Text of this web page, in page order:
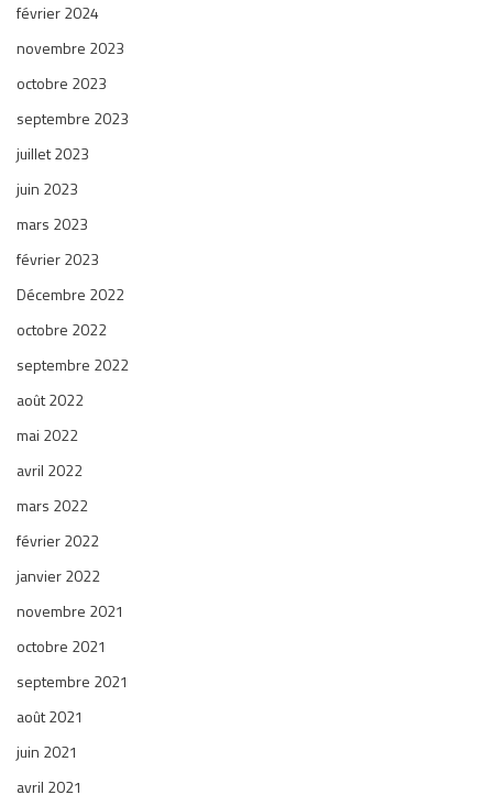
février 2024
novembre 2023
octobre 2023
septembre 2023
juillet 2023
juin 2023
mars 2023
février 2023
Décembre 2022
octobre 2022
septembre 2022
août 2022
mai 2022
avril 2022
mars 2022
février 2022
janvier 2022
novembre 2021
octobre 2021
septembre 2021
août 2021
juin 2021
avril 2021